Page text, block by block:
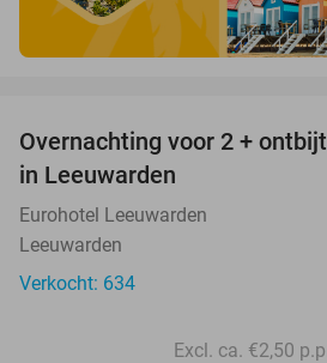
Overnachting voor 2 +
in Leeuwarden
Eurohotel Leeuwarden
Leeuwarden
Verkocht: 634
Excl. ca. €2,50